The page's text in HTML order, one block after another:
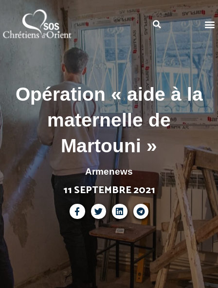
Opération « aide à la
maternelle de
Martouni »
Armenews
11 SEPTEMBRE 2021